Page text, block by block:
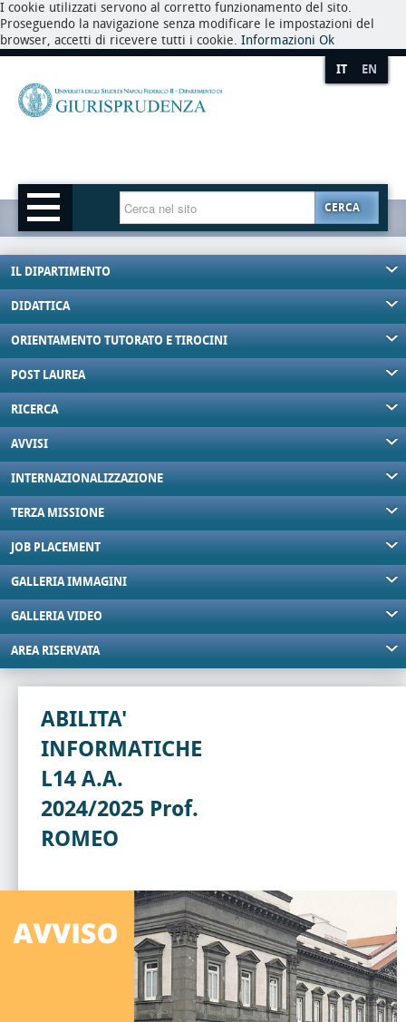
I cookie utilizzati servono al corretto funzionamento del sito.
Proseguendo la navigazione senza modificare le impostazioni del
browser, accetti di ricevere tutti i cookie. Informazioni Ok
IT EN
CERCA
IL DIPARTIMENTO
DIDATTICA
ORIENTAMENTO TUTORATO E TIROCINI
POST LAUREA
RICERCA
AVVISI
INTERNAZIONALIZZAZIONE
TERZA MISSIONE
JOB PLACEMENT
GALLERIA IMMAGINI
GALLERIA VIDEO
AREA RISERVATA
ABILITA'
INFORMATICHE
L14 A.A.
2024/2025 Prof.
ROMEO